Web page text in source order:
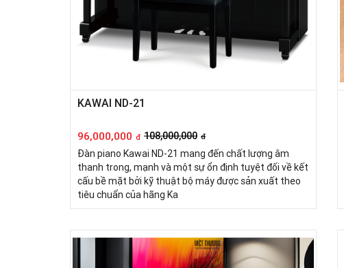
KAWAI ND-21
96,000,000 đ 108,000,000 đ
Đàn piano Kawai ND-21 mang đến chất lượng âm
thanh trong, mạnh và một sự ổn định tuyệt đối về kết
cấu bề mặt bởi kỹ thuật bộ máy được sản xuất theo
tiêu chuẩn của hãng Ka